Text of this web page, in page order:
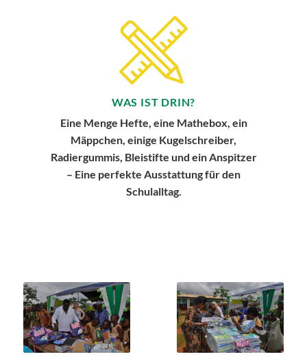
WAS IST DRIN?
Eine Menge Hefte, eine Mathebox, ein
Mäppchen, einige Kugelschreiber,
Radiergummis, Bleistifte und ein Anspitzer
– Eine perfekte Ausstattung für den
Schulalltag.